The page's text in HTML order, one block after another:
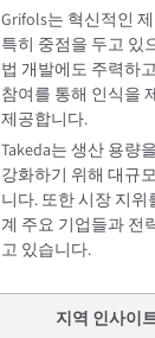
Grifols는 혁신적인
특히 중점을 두고 있
법 개발에도 주력하
참여를 통해 인식을
제공합니다.
Takeda는 생산 용량
강화하기 위해 대규
니다. 또한 시장 지위
계 주요 기업들과 전
고 있습니다.
지역 인사이